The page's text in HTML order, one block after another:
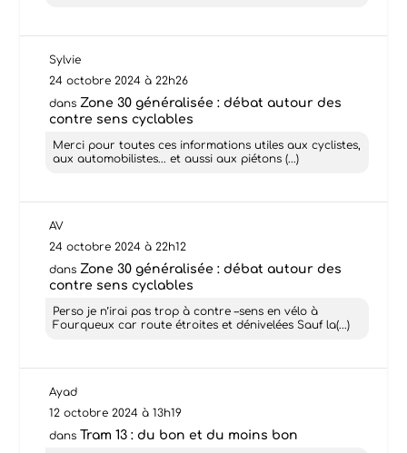
Sylvie
24 octobre 2024 à 22h26
dansZone 30 généralisée : débat autour des
contre sens cyclables
Merci pour toutes ces informations utiles aux cyclistes,
aux automobilistes... et aussi aux piétons (...)
AV
24 octobre 2024 à 22h12
dansZone 30 généralisée : débat autour des
contre sens cyclables
Perso je n’irai pas trop à contre –sens en vélo à
Fourqueux car route étroites et dénivelées Sauf la(...)
Ayad
12 octobre 2024 à 13h19
dansTram 13 : du bon et du moins bon